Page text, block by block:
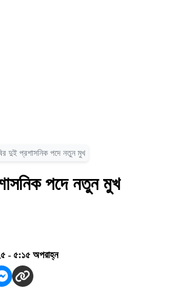
দুই প্রশাসনিক পদে নতুন মুখ
পদে নতুন মুখ
- ৫:১৫ অপরাহ্ন